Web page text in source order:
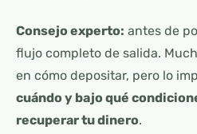
Consejo experto: antes de
flujo completo de salida.
en cómo depositar, pero lo
cuándo y bajo qué
recuperar tu dinero.